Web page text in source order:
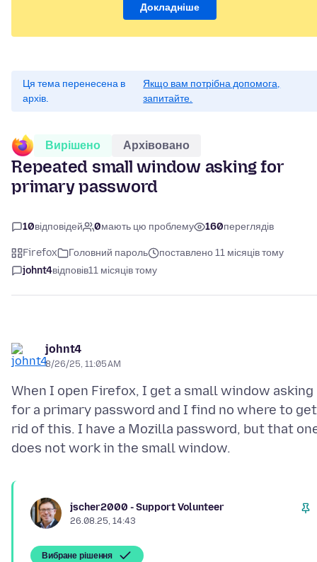
Докладніше
Ця тема перенесена в
архів.
Якщо вам потрібна допомога,
запитайте.
Вирішено Архівовано
Repeated small window asking for
primary password
10відповідей 0мають цю проблему 160переглядів
Firefox Головний пароль
поставлено 11 місяців тому
johnt4відповів11 місяців тому
johnt4
8/26/25, 11:05 AM
When I open Firefox, I get a small window asking
for a primary password and I find no where to get
rid of this. I have a Mozilla password, but that
jscher2000 - Support Volunteer
26.08.25, 14:43
Вибране рішення